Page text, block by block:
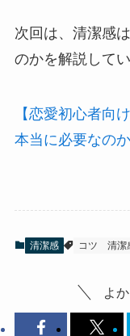
次回は、清潔感
のかを解説して
【恋愛初心者向
本当に必要なの
清潔感 コツ 清潔
よ